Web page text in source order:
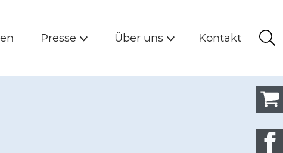
zur
Presse
Presse Über uns
Über uns Kontakt
Kontakt